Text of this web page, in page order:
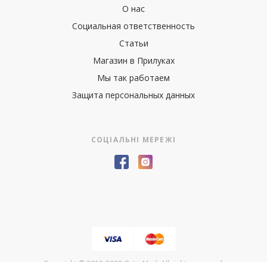
О нас
Социальная ответственность
Статьи
Магазин в Прилуках
Мы так работаем
Защита персональных данных
СОЦІАЛЬНІ МЕРЕЖІ